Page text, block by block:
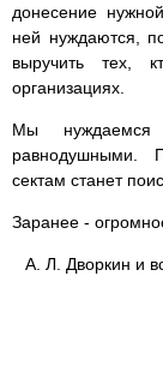
донесение
ней нуждаются,
выручить тех,
организациях.
Мы
равнодушными.
сектам станет
Заранее -
А. Л. Дворкин и